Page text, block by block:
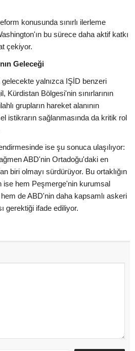
konusunda sınırlı ilerleme
bu sürece daha aktif katkı
çekiyor.
Geleceği
yalnızca IŞİD benzeri
Kürdistan Bölgesi'nin sınırlarının
grupların hareket alanının
istikrarın sağlanmasında da kritik rol
ise şu sonuca ulaşılıyor:
ABD'nin Ortadoğu'daki en
biri olmayı sürdürüyor. Bu ortaklığın
ise hem Peşmerge'nin kurumsal
hem de ABD'nin daha kapsamlı askeri
gerektiği ifade ediliyor.